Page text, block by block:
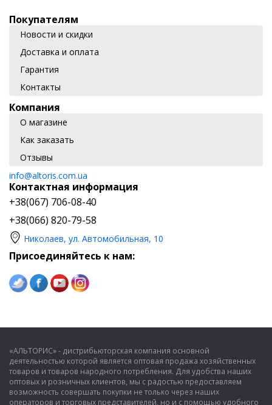
Покупателям
Новости и скидки
Доставка и оплата
Гарантия
Контакты
Компания
О магазине
Как заказать
Отзывы
info@altoris.com.ua
Контактная информация
+38(067) 706-08-40
+38(066) 820-79-58
Николаев, ул. Автомобильная, 10
Присоединяйтесь к нам:
«АЛЬТОРИС» - дистрибьюторская компания основной
деятельностью которой является оптовая продажа хозяйственных
товаров и товаров народного потребления. Для удобства наших
оптовых и розничных клиентов, мы с радостью предоставляем
возможность совершать покупки не только через наших
операторов и торговых представителей, но и с помощью удобного